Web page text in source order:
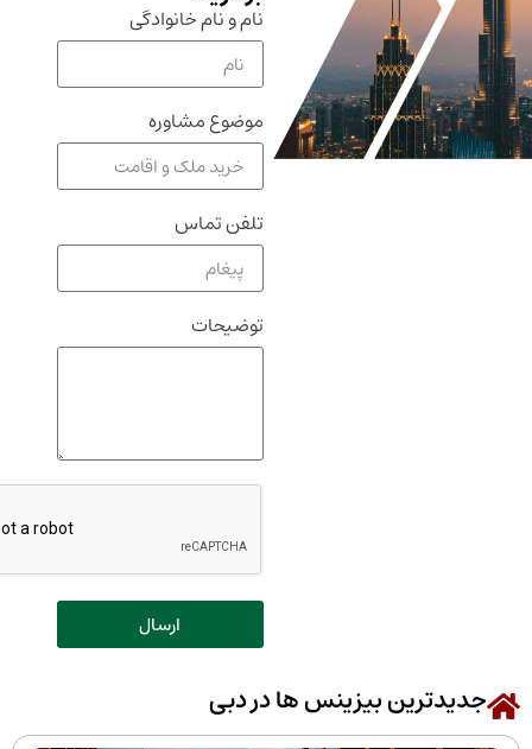
نام و نام خانوادگی
موضوع مشاوره
بیزینس ها در دبی